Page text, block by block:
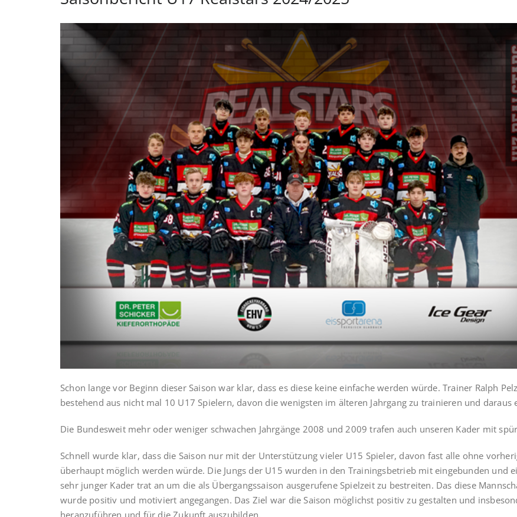
Schon lange vor Beginn dieser Saison war klar, dass es diese keine einfache werden würde. Trainer Ralph
bestehend aus nicht mal 10 U17 Spielern, davon die wenigsten im älteren Jahrgang zu trainieren und daraus
Die Bundesweit mehr oder weniger schwachen Jahrgänge 2008 und 2009 trafen auch unseren Kader mit
Schnell wurde klar, dass die Saison nur mit der Unterstützung vieler U15 Spieler, davon fast alle ohne
überhaupt möglich werden würde. Die Jungs der U15 wurden in den Trainingsbetrieb mit eingebunden und
sehr junger Kader trat an um die als Übergangssaison ausgerufene Spielzeit zu bestreiten. Das diese
wurde positiv und motiviert angegangen. Das Ziel war die Saison möglichst positiv zu gestalten und